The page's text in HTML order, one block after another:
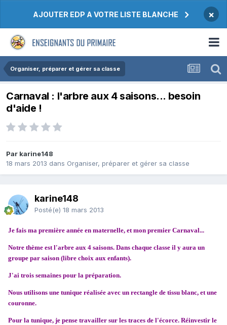
AJOUTER EDP A VOTRE LISTE BLANCHE ×
Organiser, préparer et gérer sa classe
Carnaval : l'arbre aux 4 saisons... besoin
d'aide !
Par karine148
18 mars 2013 dans Organiser, préparer et gérer sa classe
karine148
Posté(e) 18 mars 2013
Je fais ma première année en maternelle, et mon premier Carnaval...
Notre thème est l'arbre aux 4 saisons. Dans chaque classe il y aura un
groupe par saison (libre choix aux enfants).
J'ai trois semaines pour la préparation.
Nous utilisons une tunique réalisée avec un rectangle de tissu blanc, et une
couronne.
Pour la tunique, je pense travailler sur les traces de l'écorce. Réinvestir le